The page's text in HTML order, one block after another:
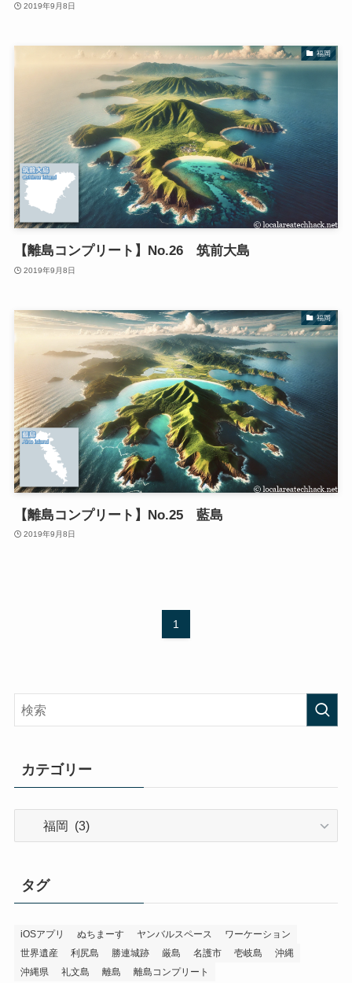
2019年9月8日
福岡
【離島コンプリート】No.26 筑前大島
2019年9月8日
福岡
【離島コンプリート】No.25 藍島
2019年9月8日
1
カテゴリー
ー
タグ
iOSアプリ ぬちまーす ヤンバルスペース
ワーケーション
世界遺産
利尻島 勝連城跡 厳島 名護市 壱岐島
沖縄
沖縄県
礼文島 離島 離島コンプリート